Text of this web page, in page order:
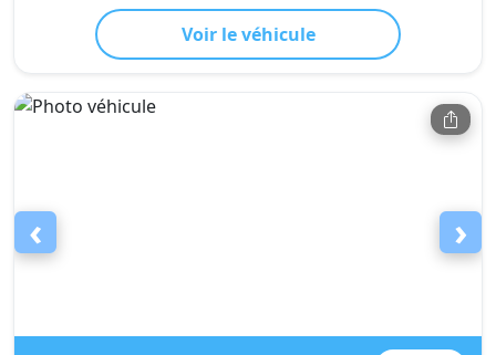
Voir le véhicule
‹ ›